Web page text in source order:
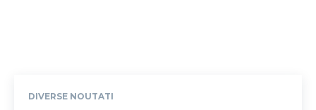
DIVERSE NOUTATI